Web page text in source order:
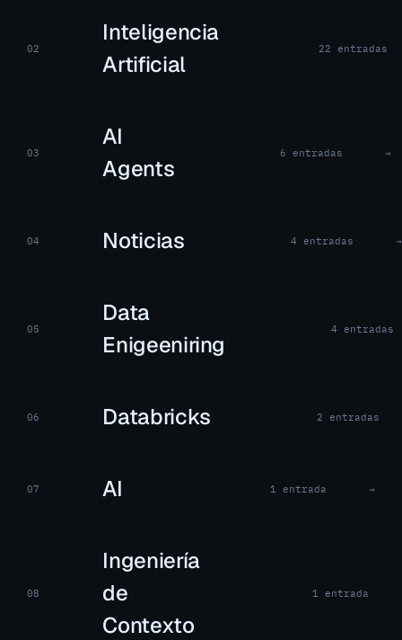
02
Inteligencia
Artificial
22 entradas
03
AI
Agents
6 entradas →
04 Noticias 4 entradas →
05
Data
Enigeeniring
4 entradas
06 Databricks 2 entradas
07 AI 1 entrada →
08
Ingeniería
de
Contexto
1 entrada